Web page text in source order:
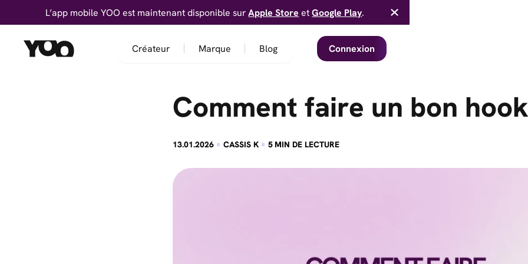
L’app mobile YOO est maintenant disponible surApple Store etGoogle Play.
Créateur Marque Blog Connexion
Comment faire un bon
13.01.2026· CASSIS K· 5MIN DE LECTURE